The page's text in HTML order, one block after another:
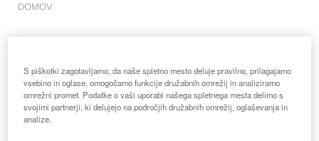
DOMOV
Farmakovigilanca: Kaj pomeni
spremljanje zdravil?
S piškotki zagotavljamo, da naše spletno mesto deluje pravilno, prilagajamo
vsebino in oglase, omogočamo funkcije družabnih omrežij in analiziramo
omrežni promet. Podatke o vaši uporabi našega spletnega mesta delimo s
svojimi partnerji, ki delujejo na področjih družabnih omrežij, oglaševanja in
analize.